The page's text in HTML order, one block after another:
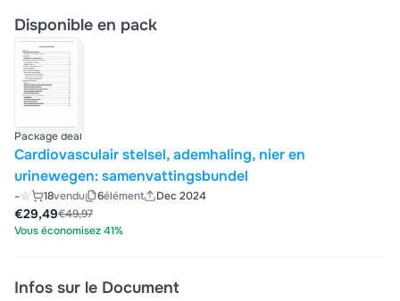
Disponible en pack
Package deal
Cardiovasculair stelsel, ademhaling, nier en
urinewegen: samenvattingsbundel
- 18vendu 6élément
Dec 2024
€49,97
€29,49
Vous économisez 41%
Infos sur le Document